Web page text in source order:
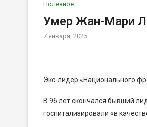
Полезное
Умер Жан-Мари
7 января, 2025
Экс-лидер «Национального
В 96 лет скончался бывший
госпитализировали «в